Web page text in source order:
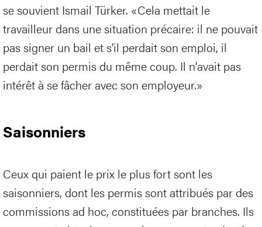
se souvient Ismail Türker. «Cela mettait le
travailleur dans une situation précaire: il ne pouvait
pas signer un bail et s'il perdait son emploi, il
perdait son permis du même coup. Il n'avait pas
intérêt à se fâcher avec son employeur.»
Saisonniers
Ceux qui paient le prix le plus fort sont les
saisonniers, dont les permis sont attribués par des
commissions ad hoc, constituées par branches. Ils